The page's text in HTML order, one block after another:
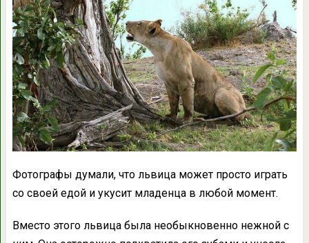
Фотографы думали, что львица может просто играть
со своей едой и укусит младенца в любой момент.
Вместо этого львица была необыкновенно нежной с